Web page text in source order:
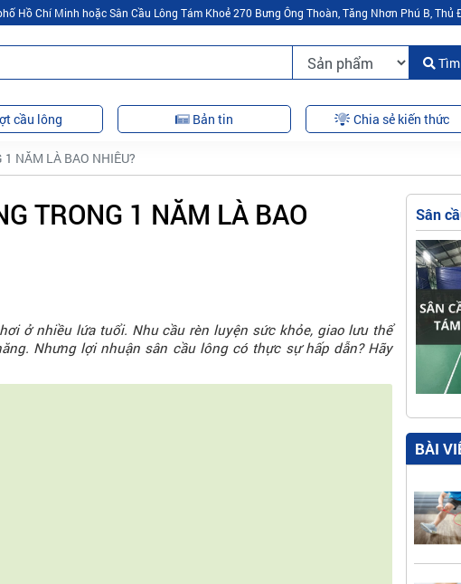
Hồ Chí Minh hoặc Sân Cầu Lông Tám Khoẻ 270 Bưng Ông Thoàn, Tăng Nhơn Phú B, Thủ
Tìm
cầu lông Bản tin Chia sẻ kiến thức
NĂM LÀ BAO NHIÊU?
TRONG 1 NĂM LÀ BAO
ở nhiều lứa tuổi. Nhu cầu rèn luyện sức khỏe, giao lưu thể
Nhưng lợi nhuận sân cầu lông có thực sự hấp dẫn? Hãy
Sân
BÀI